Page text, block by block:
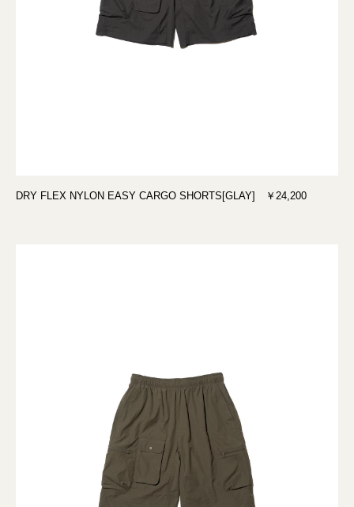
DRY FLEX NYLON EASY CARGO SHORTS[GLAY] ￥24,200